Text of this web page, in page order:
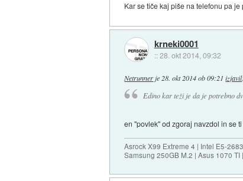
Kar se tiče kaj piše na telefonu pa
krneki0001
::28. okt 2014, 09:32
Netrunner je 28. okt 2014 ob 09:21 izjavil:
Edino kar teži je da je potrebno
en "povlek" od zgoraj navzdol in se
Asrock X99 Extreme 4 | Intel E5-
Samsung 250GB M.2 | Asus 1070 TI